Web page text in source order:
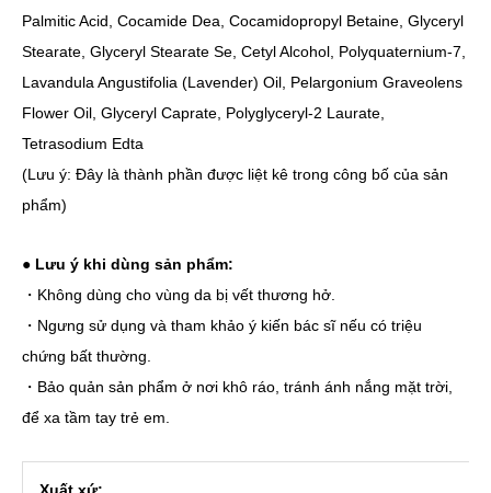
Palmitic Acid, Cocamide Dea, Cocamidopropyl Betaine, Glyceryl
Stearate, Glyceryl Stearate Se, Cetyl Alcohol, Polyquaternium-7,
Lavandula Angustifolia (Lavender) Oil, Pelargonium Graveolens
Flower Oil, Glyceryl Caprate, Polyglyceryl-2 Laurate,
Tetrasodium Edta
(Lưu ý: Đây là thành phần được liệt kê trong công bố của sản
phẩm)
● Lưu ý khi dùng sản phẩm:
・Không dùng cho vùng da bị vết thương hở.
・Ngưng sử dụng và tham khảo ý kiến bác sĩ nếu có triệu
chứng bất thường.
・Bảo quản sản phẩm ở nơi khô ráo, tránh ánh nắng mặt trời,
để xa tầm tay trẻ em.